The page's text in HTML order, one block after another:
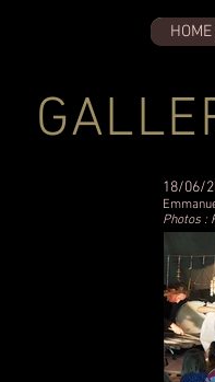
18/06/
Photos :